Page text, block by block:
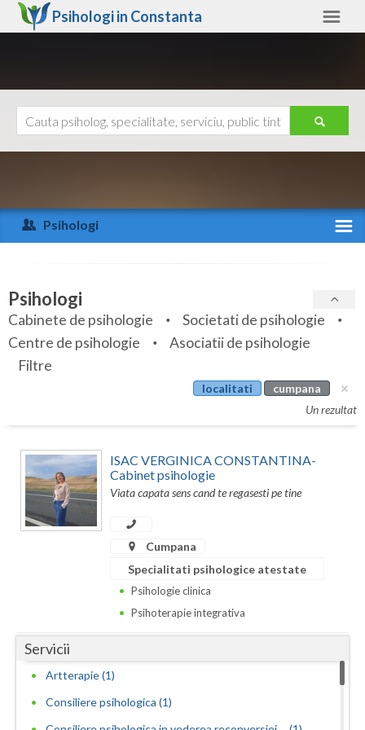
Psihologi in Constanta
Arad
Arges
Bihor
Bistrita-Nasaud
Botosani
Bucuresti
Constanta
Covasna
Dambovita
Ajutor
Psihologi
Specialitati
Servicii
Articole
Cabinet
Membri
Psihologi
Cabinete de psihologie
Societati de psihologie
Centre de psihologie
Asociatii de psihologie
Filtre
localitati
cumpana
Un rezultat
ISAC VERGINICA CONSTANTINA-
Cabinet psihologie
Viata capata sens cand te regasesti pe tine
Cumpana
Specialitati psihologice atestate
Psihologie clinica
Psihoterapie integrativa
Servicii
Artterapie (1)
Consiliere psihologica (1)